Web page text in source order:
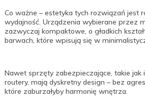
Co ważne – estetyka tych rozwiązań jest
wydajność. Urządzenia wybierane przez
zazwyczaj kompaktowe, o gładkich
barwach, które wpisują się w
Nawet sprzęty zabezpieczające, takie jak
routery, mają dyskretny design – bez
które zaburzałyby harmonię wnętrza.